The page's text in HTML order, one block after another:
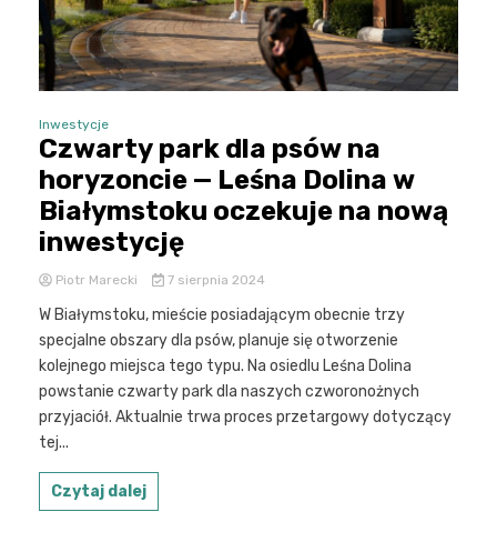
Inwestycje
Czwarty park dla psów na
horyzoncie — Leśna Dolina w
Białymstoku oczekuje na nową
inwestycję
Piotr Marecki 7 sierpnia 2024
W Białymstoku, mieście posiadającym obecnie trzy
specjalne obszary dla psów, planuje się otworzenie
kolejnego miejsca tego typu. Na osiedlu Leśna Dolina
powstanie czwarty park dla naszych czworonożnych
przyjaciół. Aktualnie trwa proces przetargowy dotyczący
tej...
Czytaj dalej